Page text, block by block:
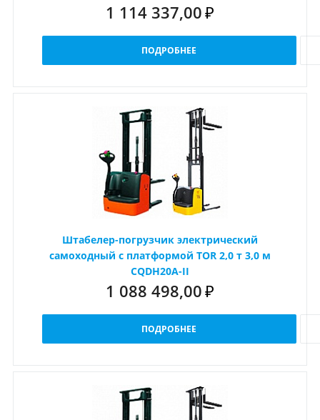
1 114 337,00 ₽
ПОДРОБНЕЕ
Штабелер-погрузчик электрический
самоходный с платформой TOR 2,0 т 3,0 м
CQDH20A-II
1 088 498,00 ₽
ПОДРОБНЕЕ